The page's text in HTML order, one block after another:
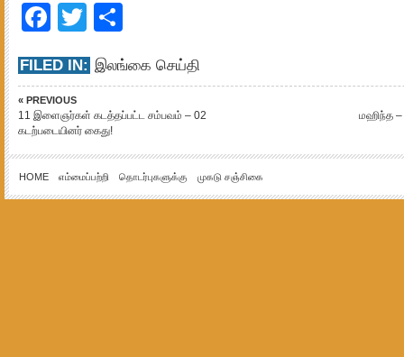
Facebook
Twitter
FILED IN: இலங்கை செய்தி
« PREVIOUS
11 இளைஞர்கள் கடத்தப்பட்ட சம்பவம் – 02
கடற்படையினர் கைது!
மஹிந்த
HOME எம்மைப்பற்றி தொடர்புகளுக்கு முகடு சஞ்சிகை